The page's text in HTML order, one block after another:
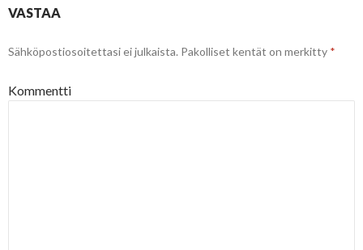
VASTAA
Sähköpostiosoitettasi ei julkaista. Pakolliset kentät on merkitty *
Kommentti